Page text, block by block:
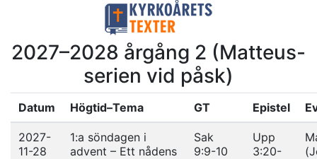
2027–2028 årgång 2 (Matteus-
serien vid påsk)
Datum Högtid–Tema GT Epistel
2027-
11-28
1:a söndagen i
advent – Ett nådens
Sak
9:9-10
Upp
3:20-